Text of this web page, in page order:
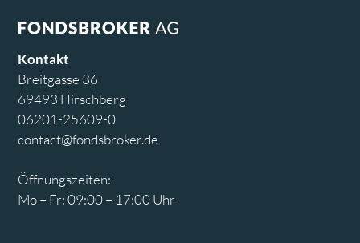
Kontakt
Breitgasse 36
69493 Hirschberg
06201-25609-0
contact@fondsbroker.de
Öffnungszeiten:
Mo – Fr: 09:00 – 17:00 Uhr